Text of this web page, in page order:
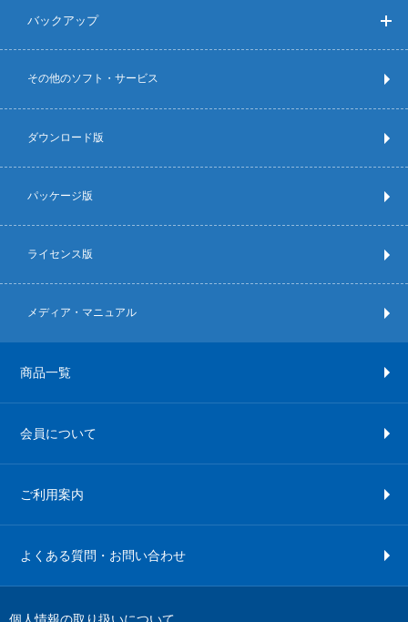
バックアップ
その他のソフト・サービス
ダウンロード版
パッケージ版
ライセンス版
メディア・マニュアル
商品一覧
会員について
ご利用案内
よくある質問・お問い合わせ